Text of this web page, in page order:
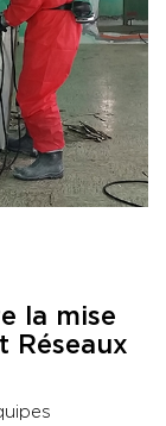
la mise
Réseaux